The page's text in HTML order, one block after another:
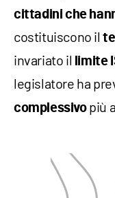
cittadini che
costituiscono il
invariato il limite
legislatore ha
complessivopiù